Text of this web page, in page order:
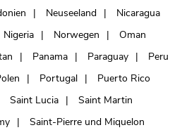
Neuseeland
Nicaragua
Nigeria Norwegen
Oman
Panama Paraguay
Peru
Portugal
Puerto Rico
Saint Lucia
Saint Martin
Saint-Pierre und Miquelon